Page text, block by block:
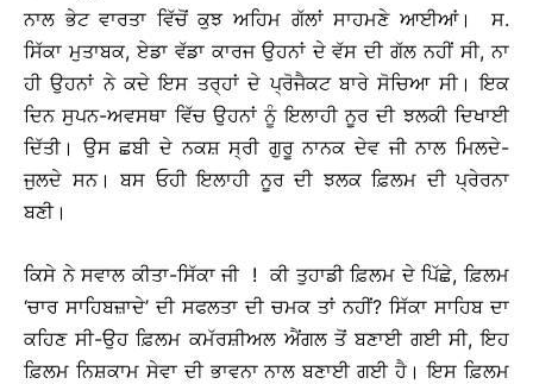
ਨਾਲ ਭੇਟ ਵਾਰਤਾ ਵਿੱਚੋਂ ਕੁਝ ਅਹਿਮ ਗੱਲਾਂ ਸਾਹਮਣੇ ਆਈਆਂ। ਸ.
ਸਿੱਕਾ ਮੁਤਾਬਕ, ਏਡਾ ਵੱਡਾ ਕਾਰਜ ਉਹਨਾਂ ਦੇ ਵੱਸ ਦੀ ਗੱਲ ਨਹੀਂ ਸੀ, ਨਾ
ਹੀ ਉਹਨਾਂ ਨੇ ਕਦੇ ਇਸ ਤਰ੍ਹਾਂ ਦੇ ਪ੍ਰੋਜੈਕਟ ਬਾਰੇ ਸੋਚਿਆ ਸੀ। ਇਕ
ਦਿਨ ਸੁਪਨ-ਅਵਸਥਾ ਵਿੱਚ ਉਹਨਾਂ ਨੂੰ ਇਲਾਹੀ ਨੂਰ ਦੀ ਝਲਕੀ ਦਿਖਾਈ
ਦਿੱਤੀ। ਉਸ ਛਬੀ ਦੇ ਨਕਸ਼ ਸ੍ਰੀ ਗੁਰੂ ਨਾਨਕ ਦੇਵ ਜੀ ਨਾਲ ਮਿਲਦੇ-
ਜੁਲਦੇ ਸਨ। ਬਸ ਓਹੀ ਇਲਾਹੀ ਨੂਰ ਦੀ ਝਲਕ ਫ਼ਿਲਮ ਦੀ ਪ੍ਰੇਰਨਾ
ਬਣੀ।
ਕਿਸੇ ਨੇ ਸਵਾਲ ਕੀਤਾ-ਸਿੱਕਾ ਜੀ ! ਕੀ ਤੁਹਾਡੀ ਫ਼ਿਲਮ ਦੇ ਪਿੱਛੇ, ਫ਼ਿਲਮ
‘ਚਾਰ ਸਾਹਿਬਜ਼ਾਦੇ’ ਦੀ ਸਫਲਤਾ ਦੀ ਚਮਕ ਤਾਂ ਨਹੀਂ? ਸਿੱਕਾ ਸਾਹਿਬ ਦਾ
ਕਹਿਣ ਸੀ-ਉਹ ਫ਼ਿਲਮ ਕਮੱਰਸ਼ੀਅਲ ਐਂਗਲ ਤੋਂ ਬਣਾਈ ਗਈ ਸੀ, ਇਹ
ਫ਼ਿਲਮ ਨਿਸ਼ਕਾਮ ਸੇਵਾ ਦੀ ਭਾਵਨਾ ਨਾਲ ਬਣਾਈ ਗਈ ਹੈ। ਇਸ ਫ਼ਿਲਮ